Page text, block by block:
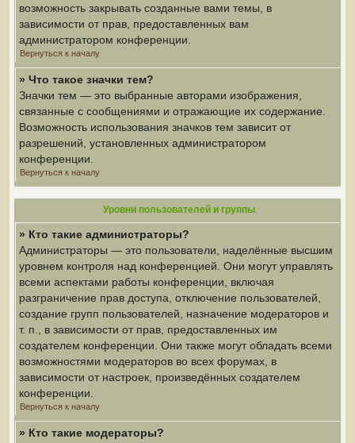
возможность закрывать созданные вами темы, в
зависимости от прав, предоставленных вам
администратором конференции.
Вернуться к началу
» Что такое значки тем?
Значки тем — это выбранные авторами изображения,
связанные с сообщениями и отражающие их содержание.
Возможность использования значков тем зависит от
разрешений, установленных администратором
конференции.
Вернуться к началу
Уровни пользователей и группы
» Кто такие администраторы?
Администраторы — это пользователи, наделённые высшим
уровнем контроля над конференцией. Они могут управлять
всеми аспектами работы конференции, включая
разграничение прав доступа, отключение пользователей,
создание групп пользователей, назначение модераторов и
т. п., в зависимости от прав, предоставленных им
создателем конференции. Они также могут обладать всеми
возможностями модераторов во всех форумах, в
зависимости от настроек, произведённых создателем
конференции.
Вернуться к началу
» Кто такие модераторы?